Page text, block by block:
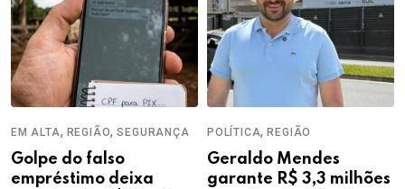
EM ALTA, REGIÃO,SEGURANÇA
Golpe do falso
empréstimo deixa
POLÍTICA,REGIÃO
Geraldo Mendes
garante R$ 3,3 milhões